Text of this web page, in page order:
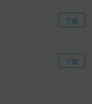
下载
下载